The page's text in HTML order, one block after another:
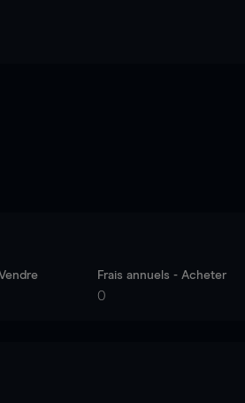
Frais annuels - Acheter
0